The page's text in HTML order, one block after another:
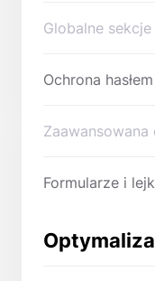
Globalne sekcje
Ochrona hasłem
Zaawansowana
Formularze i